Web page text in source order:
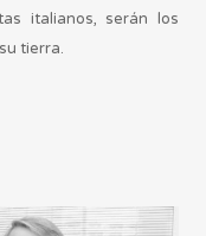
italianos, serán los
tierra.